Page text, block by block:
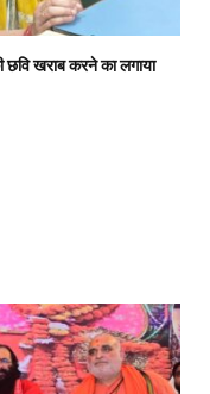
छवि खराब करने का लगाया